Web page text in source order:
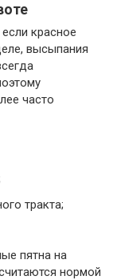
красное
высыпания
часто
тракта;
пятна на
нормой